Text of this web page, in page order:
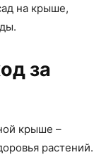
на крыше,
за
крыше –
растений.